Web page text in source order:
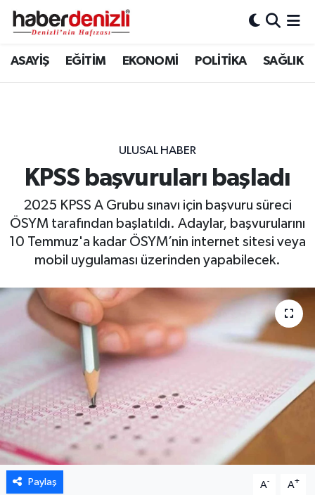
ASAYİŞ EĞİTİM EKONOMİ POLİTİKA SAĞLIK
ULUSAL HABER
KPSS başvuruları başladı
2025 KPSS A Grubu sınavı için başvuru süreci
ÖSYM tarafından başlatıldı. Adaylar, başvurularını
10 Temmuz'a kadar ÖSYM’nin internet sitesi veya
mobil uygulaması üzerinden yapabilecek.
Paylaş A- A+
Denizli Nöbetçi Eczaneler
Son Dakika Haberleri
Haber Arşivi